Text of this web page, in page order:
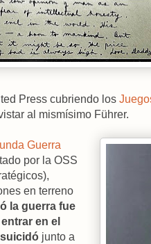
Press cubriendo los
al mismísimo Führer.
Guerra
por la OSS
en terreno
la guerra fue
en el
junto a